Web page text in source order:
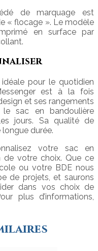
de marquage est
« flocage ». Le modèle
en surface par
pour le quotidien
est à la fois
et ses rangements
le sac en bandoulière
jours. Sa qualité de
durée.
votre sac en
de votre choix. Que ce
ou votre BDE nous
de projets, et saurons
dans vos choix de
plus d’informations,